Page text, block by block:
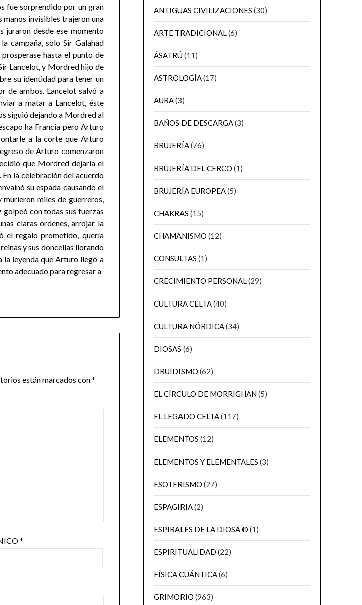
fue sorprendido por un gran
invisibles trajeron una
juraron desde ese momento
campaña, solo Sir Galahad
hasta el punto de
Lancelot, y Mordred hijo de
su identidad para tener un
de ambos. Lancelot salvó a
a matar a Lancelot, éste
siguió dejando a Mordred al
ha Francia pero Arturo
a la corte que Arturo
de Arturo comenzaron
que Mordred dejaría el
la celebración del acuerdo
su espada causando el
miles de guerreros,
con todas sus fuerzas
claras órdenes, arrojar la
el regalo prometido, quería
y sus doncellas llorando
la leyenda que Arturo llegó a
adecuado para regresar a
están marcados con*
*
ANTIGUAS CIVILIZACIONES (30)
ARTE TRADICIONAL(6)
ÁSATRÚ(11)
ASTROLOGÍA(17)
AURA(3)
BAÑOS DE DESCARGA(3)
BRUJERÍA(76)
BRUJERÍA DEL CERCO (1)
BRUJERÍA EUROPEA(5)
CHAKRAS (15)
CHAMANISMO (12)
CONSULTAS (1)
CRECIMIENTO PERSONAL(29)
CULTURA CELTA(40)
CULTURA NÓRDICA(34)
DIOSAS (6)
DRUIDISMO (62)
EL CÍRCULO DE MORRIGHAN(5)
EL LEGADO CELTA(117)
ELEMENTOS (12)
ELEMENTOS Y ELEMENTALES (3)
ESOTERISMO (27)
ESPAGIRIA(2)
ESPIRALES DE LA DIOSA © (1)
ESPIRITUALIDAD (22)
FÍSICA CUÁNTICA(6)
GRIMORIO (963)